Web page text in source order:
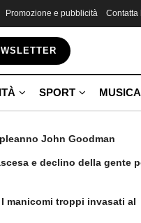
articoli
maman est morte et voilà
nascite solenni dipartite ed
John Goodman
e declino della gente
I manicomi troppi invasati al
Promozione e pubblicità Contatta
SPORT MUSICA